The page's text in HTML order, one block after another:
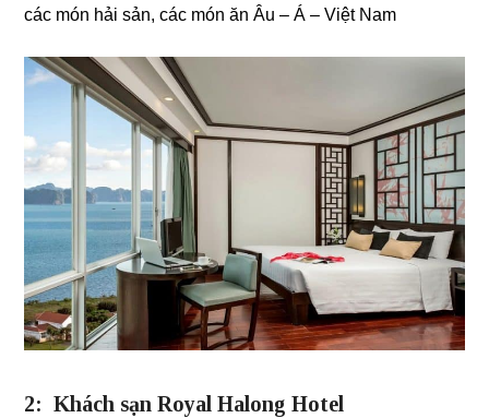
các món hải sản, các món ăn Âu – Á – Việt Nam
2: Khách sạn Royal Halong Hotel